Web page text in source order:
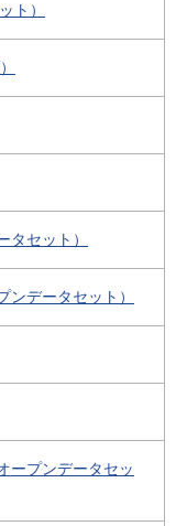
ト）
タセット）
データセット）
ープンデータセッ